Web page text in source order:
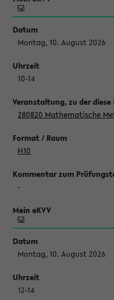
Montag, 10. August 2026
10-14
280820 Mathematische
H10
-
Montag, 10. August 2026
12-14